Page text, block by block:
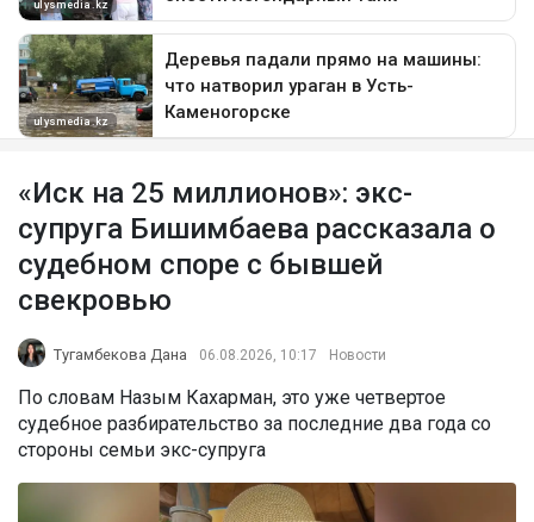
«Иск на 25 миллионов»: экс-
супруга Бишимбаева рассказала о
судебном споре с бывшей
свекровью
Тугамбекова Дана 06.08.2026, 10:17 Новости
По словам Назым Кахарман, это уже четвертое
судебное разбирательство за последние два года со
стороны семьи экс-супруга